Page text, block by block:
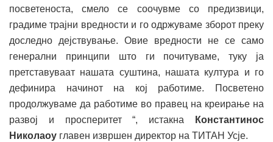
посветеноста, смело се соочувме со предизвици,
градиме трајни вредности и го одржуваме зборот преку
доследно дејствување. Овие вредности не се само
генерални принципи што ги почитуваме, туку ја
претставуваат нашата суштина, нашата култура и го
дефинира начинот на кој работиме. Посветено
продолжуваме да работиме во правец на креирање на
развој и просперитет “, истакна
Константинос
Николаоу главен извршен директор на ТИТАН Усје.